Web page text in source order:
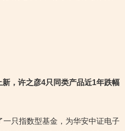
，许之彦4只同类产品近1年跌幅
只指数型基金，为华安中证电子